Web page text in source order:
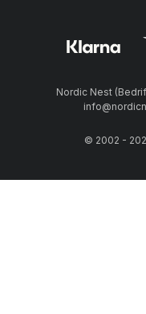
Nordic Nest
© 2002 -